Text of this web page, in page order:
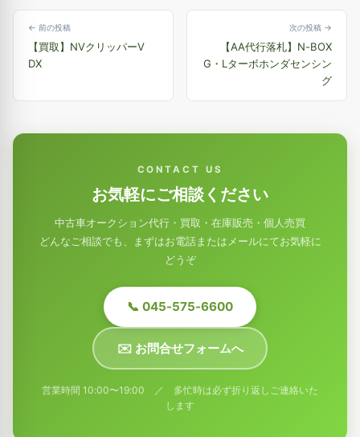
← 前の投稿
【買取】NVクリッパーV
DX
次の投稿 →
【AA代行落札】N-BOX
G・Lターボホンダセンシン
グ
CONTACT US
お気軽にご相談ください
中古車オークション代行・買取・在庫販売・個人売買
どんなご相談でも、まずはお電話またはメールにてお気軽に
どうぞ
📞 045-575-6600
✉️ お問合せフォームへ
営業時間 10:00〜19:00 ／ 多忙時は必ず折り返しご連絡いた
します